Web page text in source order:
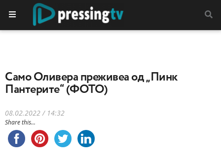
Само Оливера преживеа од „Пинк
Пантерите“ (ФОТО)
08.02.2022 / 14:32
Share this...